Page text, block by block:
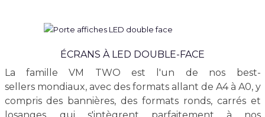
ÉCRANS À LED DOUBLE-FACE
La famille VM TWO est l'un de nos best-
sellers mondiaux, avec des formats allant de A4 à A0, y
compris des bannières, des formats ronds, carrés et